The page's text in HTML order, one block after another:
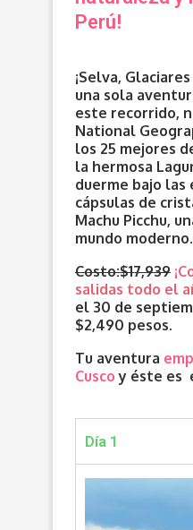
Perú!
¡Selva,
una sola
este recorrido,
National
los 25 mejores
la hermosa
duerme bajo
cápsulas de
Machu Picchu,
mundo moderno.
Costo:$17,939
salidas todo el
el 30 de
$2,490 pesos.
Tu aventura
Cusco y éste es
Día 1